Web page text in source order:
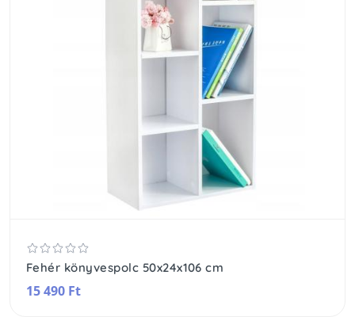
Fehér könyvespolc 50x24x106 cm
15 490 Ft